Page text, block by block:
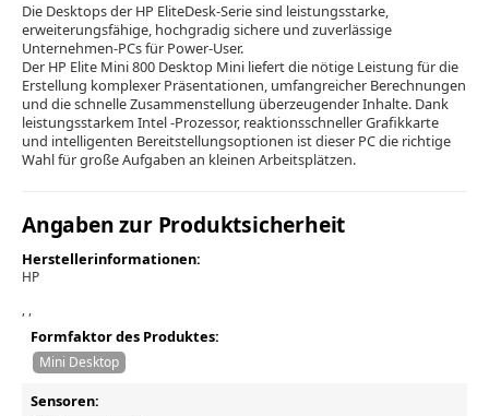
Die Desktops der HP EliteDesk-Serie sind leistungsstarke,
erweiterungsfähige, hochgradig sichere und zuverlässige
Unternehmen-PCs für Power-User.
Der HP Elite Mini 800 Desktop Mini liefert die nötige Leistung für die
Erstellung komplexer Präsentationen, umfangreicher Berechnungen
und die schnelle Zusammenstellung überzeugender Inhalte. Dank
leistungsstarkem Intel -Prozessor, reaktionsschneller Grafikkarte
und intelligenten Bereitstellungsoptionen ist dieser PC die richtige
Wahl für große Aufgaben an kleinen Arbeitsplätzen.
Angaben zur Produktsicherheit
Herstellerinformationen:
HP
, ,
Formfaktor des Produktes:
Mini Desktop
Sensoren: